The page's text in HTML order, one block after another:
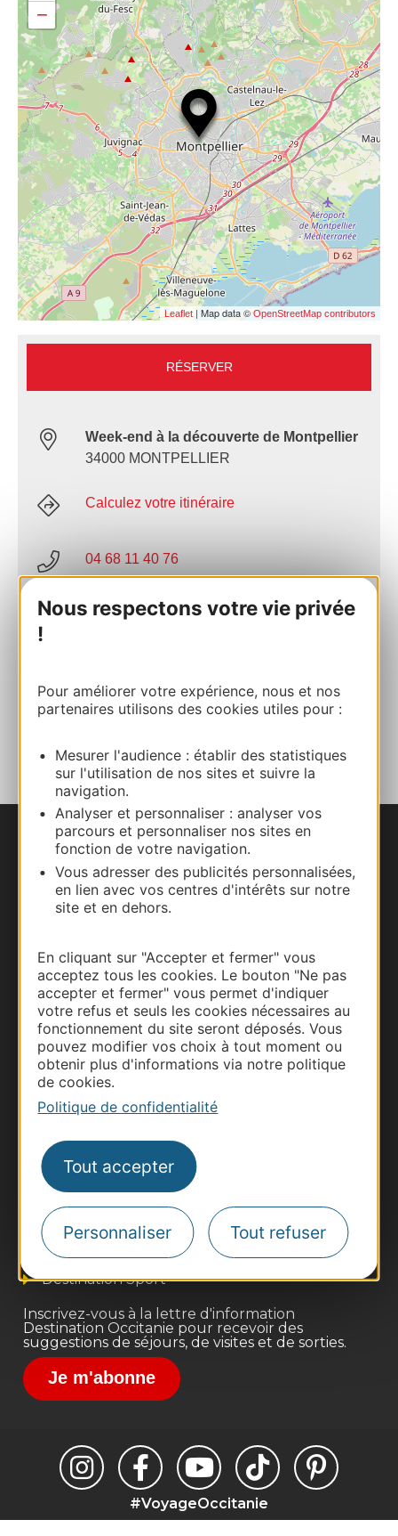
Nous respectons votre vie privée
!
Pour améliorer votre expérience, nous et nos
partenaires utilisons des cookies utiles pour :
Mesurer l'audience : établir des statistiques
sur l'utilisation de nos sites et suivre la
navigation.
Analyser et personnaliser : analyser vos
parcours et personnaliser nos sites en
fonction de votre navigation.
Vous adresser des publicités personnalisées,
en lien avec vos centres d'intérêts sur notre
site et en dehors.
En cliquant sur "Accepter et fermer" vous
acceptez tous les cookies. Le bouton "Ne pas
accepter et fermer" vous permet d'indiquer
votre refus et seuls les cookies nécessaires au
fonctionnement du site seront déposés. Vous
pouvez modifier vos choix à tout moment ou
obtenir plus d'informations via notre politique
de cookies.
Politique de confidentialité
Tout accepter
Personnaliser Tout refuser
−
Leaflet | Map data © OpenStreetMap contributors
RÉSERVER
Week-end à la découverte de Montpellier
34000 MONTPELLIER
Calculez votre itinéraire
04 68 11 40 76
E-mail
Nous contacter
Carte interactive
Thermalisme
Business/Mice
Site presse et d'influence
Voyagistes
Destination Sport
Inscrivez-vous à la lettre d'information
Destination Occitanie pour recevoir des
suggestions de séjours, de visites et de sorties.
Je m'abonne
#VoyageOccitanie